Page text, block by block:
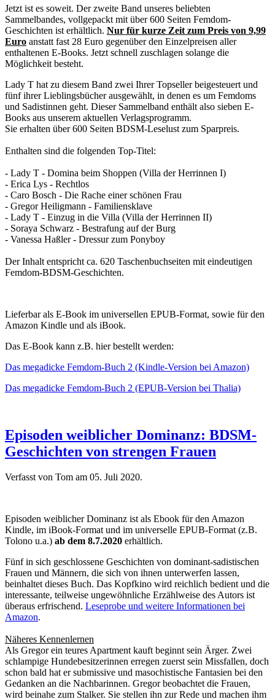
Jetzt ist es soweit. Der zweite Band unseres beliebten
Sammelbandes, vollgepackt mit über 600 Seiten Femdom-
Geschichten ist erhältlich. Nur für kurze Zeit zum Preis von 9,99
Euro anstatt fast 28 Euro gegenüber den Einzelpreisen aller
enthaltenen E-Books. Jetzt schnell zuschlagen solange die
Möglichkeit besteht.
Lady T hat zu diesem Band zwei Ihrer Topseller beigesteuert und
fünf ihrer Lieblingsbücher ausgewählt, in denen es um Femdoms
und Sadistinnen geht. Dieser Sammelband enthält also sieben E-
Books aus unserem aktuellen Verlagsprogramm.
Sie erhalten über 600 Seiten BDSM-Leselust zum Sparpreis.
Enthalten sind die folgenden Top-Titel:
- Lady T - Domina beim Shoppen (Villa der Herrinnen I)
- Erica Lys - Rechtlos
- Caro Bosch - Die Rache einer schönen Frau
- Gregor Heiligmann - Familiensklave
- Lady T - Einzug in die Villa (Villa der Herrinnen II)
- Soraya Schwarz - Bestrafung auf der Burg
- Vanessa Haßler - Dressur zum Ponyboy
Der Inhalt entspricht ca. 620 Taschenbuchseiten mit eindeutigen
Femdom-BDSM-Geschichten.
Lieferbar als E-Book im universellen EPUB-Format, sowie für den
Amazon Kindle und als iBook.
Das E-Book kann z.B. hier bestellt werden:
Das megadicke Femdom-Buch 2 (Kindle-Version bei Amazon)
Das megadicke Femdom-Buch 2 (EPUB-Version bei Thalia)
Episoden weiblicher Dominanz: BDSM-
Geschichten von strengen Frauen
Verfasst von Tom am 05. Juli 2020.
Episoden weiblicher Dominanz ist als Ebook für den Amazon
Kindle, im iBook-Format und im universelle EPUB-Format (z.B.
Tolono u.a.) ab dem 8.7.2020 erhältlich.
Fünf in sich geschlossene Geschichten von dominant-sadistischen
Frauen und Männern, die sich von ihnen unterwerfen lassen,
beinhaltet dieses Buch. Das Kopfkino wird reichlich bedient und die
interessante, teilweise ungewöhnliche Erzählweise des Autors ist
überaus erfrischend. Leseprobe und weitere Informationen bei
Amazon.
Näheres Kennenlernen
Als Gregor ein teures Apartment kauft beginnt sein Ärger. Zwei
schlampige Hundebesitzerinnen erregen zuerst sein Missfallen, doch
schon bald hat er submissive und masochistische Fantasien bei den
Gedanken an die Nachbarinnen. Gregor beobachtet die Frauen,
wird beinahe zum Stalker. Sie stellen ihn zur Rede und machen ihm